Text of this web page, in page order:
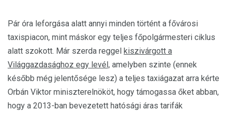
Pár óra leforgása alatt annyi minden történt a fővárosi
taxispiacon, mint máskor egy teljes főpolgármesteri ciklus
alatt szokott. Már szerda reggel kiszivárgott a
Világgazdasághoz egy levél, amelyben szinte (ennek
később még jelentősége lesz) a teljes taxiágazat arra kérte
Orbán Viktor miniszterelnököt, hogy támogassa őket abban,
hogy a 2013-ban bevezetett hatósági áras tarifák